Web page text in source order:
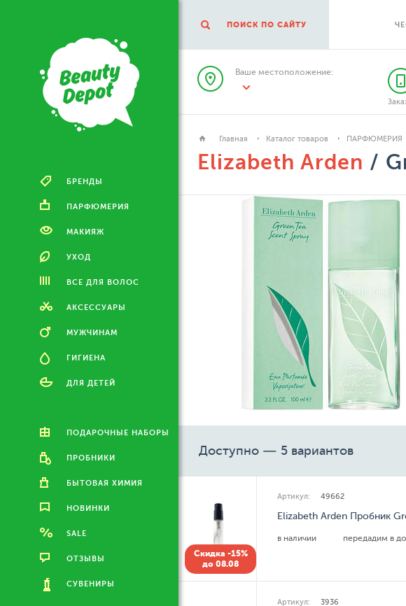
БРЕНДЫ
ПАРФЮМЕРИЯ
МАКИЯЖ
УХОД
ВСЕ ДЛЯ ВОЛОС
АКСЕССУАРЫ
МУЖЧИНАМ
ГИГИЕНА
ДЛЯ ДЕТЕЙ
ПОДАРОЧНЫЕ НАБОРЫ
ПРОБНИКИ
БЫТОВАЯ ХИМИЯ
НОВИНКИ
SALE
ОТЗЫВЫ
СУВЕНИРЫ
ПОИСК ПО САЙТУ
Ваше местоположение:
Главная Каталог товаров ПАРФЮМЕРИЯ
Elizabeth Arden /
Доступно — 5 вариантов
Скидка -15%
до 08.08
Артикул: 49662
Elizabeth Arden Пробник
в наличии передадим в
Артикул: 3936